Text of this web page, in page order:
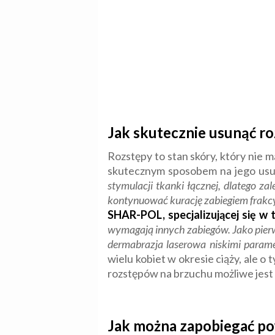
Jak skutecznie usunąć
Rozstępy to stan skóry, który nie
skutecznym sposobem na jego
stymulacji tkanki łącznej, dlatego
kontynuować kurację zabiegiem
SHAR-POL, specjalizującej się
wymagają innych zabiegów. Jako
dermabrazja laserowa niskimi
wielu kobiet w okresie ciąży, ale o
rozstępów na brzuchu możliwe
Jak można zapobiegać